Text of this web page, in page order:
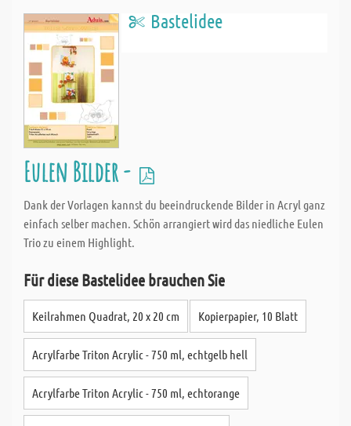
Bastelidee
Eulen Bilder -
Dank der Vorlagen kannst du beeindruckende Bilder in Acryl ganz
einfach selber machen. Schön arrangiert wird das niedliche Eulen
Trio zu einem Highlight.
Für diese Bastelidee brauchen Sie
Keilrahmen Quadrat, 20 x 20 cm Kopierpapier, 10 Blatt
Acrylfarbe Triton Acrylic - 750 ml, echtgelb hell
Acrylfarbe Triton Acrylic - 750 ml, echtorange